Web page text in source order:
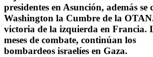
presidentes en Asunción, además se
Washington la Cumbre de la
victoria de la izquierda en Francia.
meses de combate, continúan los
bombardeos israelíes en Gaza.